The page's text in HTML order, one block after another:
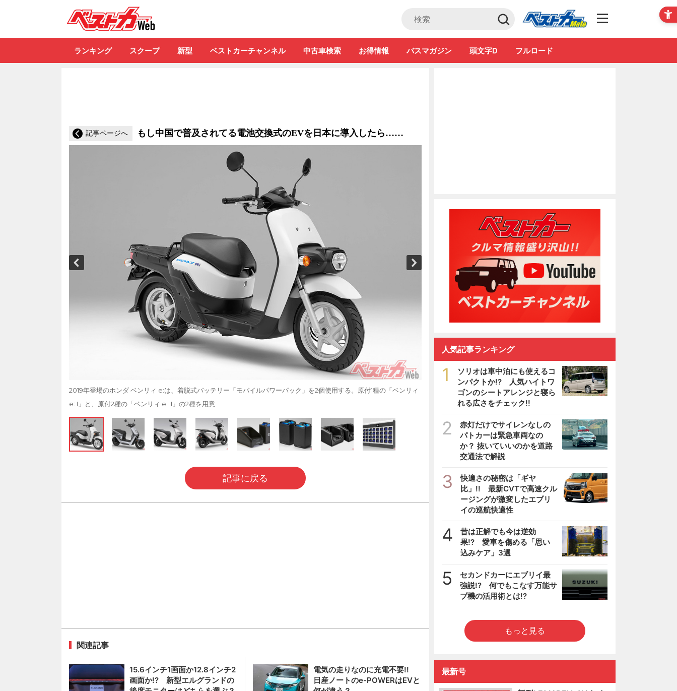
Club
ランキング スクープ 新型 ベストカーチャンネル 中古車検索 お得情報 バスマガジン 頭文字D フルロード
記事ページへ もし中国で普及されてる電池交換式のEVを日本に導入したら……
2019年登場のホンダ ベンリィ e:は、着脱式バッテリー「モバイルパワーパック」を2個使用する。原付1種の「ベンリィ
e: I」と、原付2種の「ベンリィ e: II」の2種を用意
記事に戻る
関連記事
15.6インチ1画面か12.8インチ2
画面か!? 新型エルグランドの
電気の走りなのに充電不要!!
日産ノートのe-POWERはEVと
人気記事ランキング
1
ソリオは車中泊にも使えるコ
ンパクトか!? 人気ハイトワ
ゴンのシートアレンジと寝ら
れる広さをチェック!!
2
赤灯だけでサイレンなしの
パトカーは緊急車両なの
か？ 抜いていいのかを道路
交通法で解説
3
快適さの秘密は「ギヤ
比」!! 最新CVTで高速クル
ージングが激変したエブリ
イの巡航快適性
4
昔は正解でも今は逆効
果!? 愛車を傷める「思い
込みケア」3選
5
セカンドカーにエブリイ最
強説!? 何でもこなす万能サ
ブ機の活用術とは!?
もっと見る
最新号